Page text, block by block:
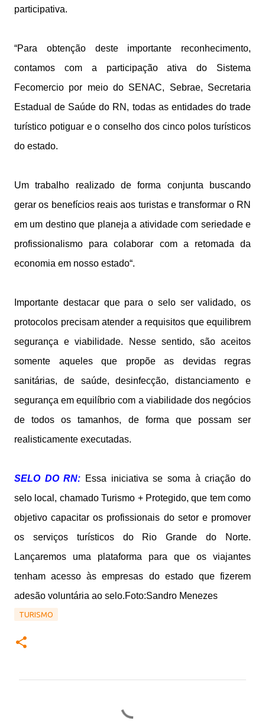
participativa.
“Para obtenção deste importante reconhecimento,
contamos com a participação ativa do Sistema
Fecomercio por meio do SENAC, Sebrae, Secretaria
Estadual de Saúde do RN, todas as entidades do trade
turístico potiguar e o conselho dos cinco polos turísticos
do estado.
Um trabalho realizado de forma conjunta buscando
gerar os benefícios reais aos turistas e transformar o RN
em um destino que planeja a atividade com seriedade e
profissionalismo para colaborar com a retomada da
economia em nosso estado“.
Importante destacar que para o selo ser validado, os
protocolos precisam atender a requisitos que equilibrem
segurança e viabilidade. Nesse sentido, são aceitos
somente aqueles que propõe as devidas regras
sanitárias, de saúde, desinfecção, distanciamento e
segurança em equilíbrio com a viabilidade dos negócios
de todos os tamanhos, de forma que possam ser
realisticamente executadas.
SELO DO RN: Essa iniciativa se soma à criação do
selo local, chamado Turismo + Protegido, que tem como
objetivo capacitar os profissionais do setor e promover
os serviços turísticos do Rio Grande do Norte.
Lançaremos uma plataforma para que os viajantes
tenham acesso às empresas do estado que fizerem
adesão voluntária ao selo.Foto:Sandro Menezes
TURISMO